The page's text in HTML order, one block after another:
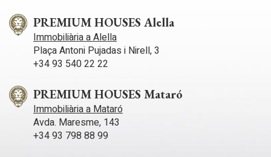
PREMIUM HOUSES Alella
Immobiliària a Alella
Plaça Antoni Pujadas i Nirell, 3
+34 93 540 22 22
PREMIUM HOUSES Mataró
Immobiliària a Mataró
Avda. Maresme, 143
+34 93 798 88 99